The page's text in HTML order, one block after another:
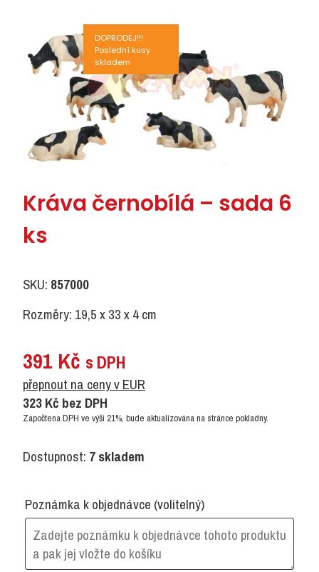
DOPRODEJ!!!
Poslední kusy
skladem
Kráva černobílá – sada 6
ks
SKU: 857000
Rozměry: 19,5 x 33 x 4 cm
391 Kč s DPH
přepnout na ceny v EUR
323Kč bez DPH
Započtena DPH ve výši 21%, bude aktualizována na stránce pokladny.
Dostupnost: 7 skladem
Poznámka k objednávce (volitelný)